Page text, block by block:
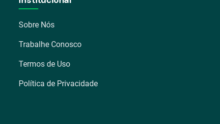
Sobre Nós
Trabalhe Conosco
Termos de Uso
Política de Privacidade